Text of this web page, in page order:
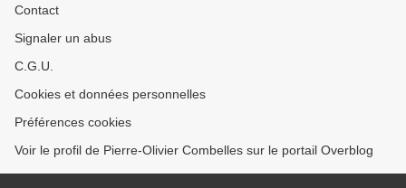
Contact
Signaler un abus
C.G.U.
Cookies et données personnelles
Préférences cookies
Voir le profil de Pierre-Olivier Combelles sur le portail Overblog